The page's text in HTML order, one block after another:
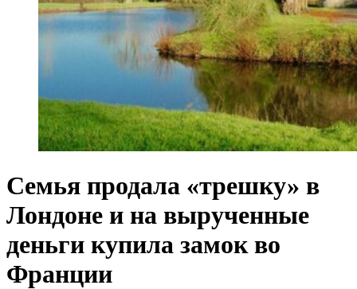
Семья продала «трешку» в
Лондоне и на вырученные
деньги купила замок во
Франции